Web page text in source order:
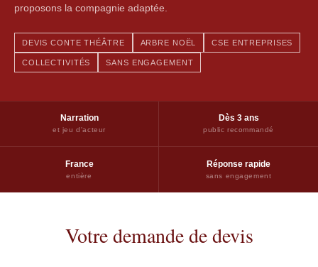
proposons la compagnie adaptée.
DEVIS CONTE THÉÂTRE ARBRE NOËL CSE ENTREPRISES
COLLECTIVITÉS SANS ENGAGEMENT
Narration
et jeu d'acteur
Dès 3 ans
public recommandé
France
entière
Réponse rapide
sans engagement
Votre demande de devis